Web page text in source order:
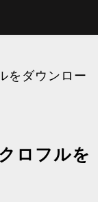
をダウンロー
ロフルを